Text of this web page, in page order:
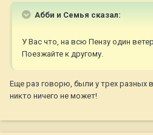
Абби и Семья сказал:
У Вас что, на всю Пензу один
Поезжайте к другому.
Еще раз говорю, были у трех разных
никто ничего не может!